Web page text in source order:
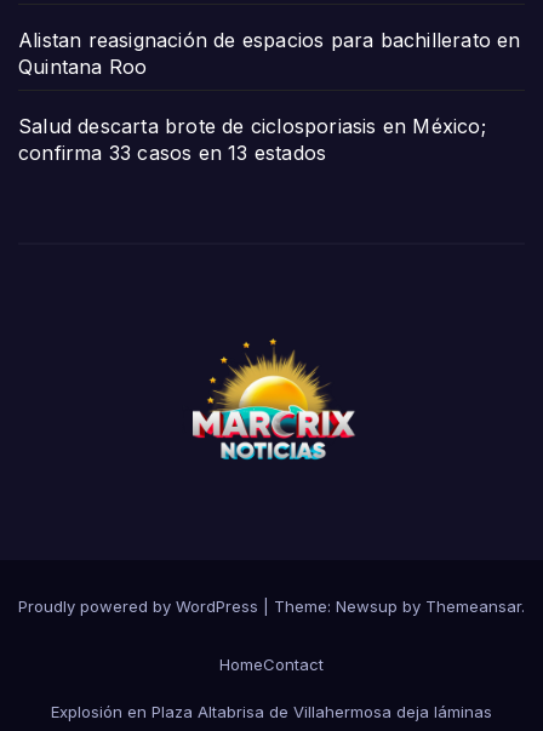
Alistan reasignación de espacios para bachillerato en
Quintana Roo
Salud descarta brote de ciclosporiasis en México;
confirma 33 casos en 13 estados
Proudly powered by WordPress Theme: Newsup by Themeansar.
HomeContact
Explosión en Plaza Altabrisa de Villahermosa deja láminas